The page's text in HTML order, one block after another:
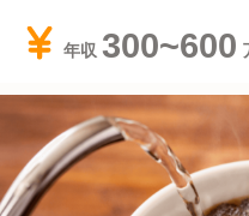
族をお持ちの方にお
年収 300~600